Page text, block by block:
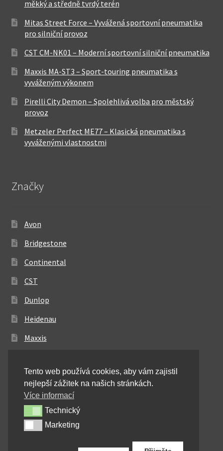
měkký a středně tvrdý terén
Mitas Street Force – Vyvážená sportovní pneumatika
pro silniční provoz
CST CM-NK01 – Moderní sportovní silniční pneumatika
Maxxis MA-ST3 – Sport-touring pneumatika s
vyváženým výkonem
Pirelli City Demon – Spolehlivá volba pro městský
provoz
Metzeler Perfect ME77 – Klasická pneumatika s
vyváženými vlastnostmi
Značky
Avon
Bridgestone
Continental
CST
Dunlop
Heidenau
Maxxis
Michelin
Mitas
Pirelli
Shinko
Tento web používá cookies, aby vám zajistil
nejlepší zážitek na našich stránkách.
Více informací
TechnickýTechnický
MarketingMarketing